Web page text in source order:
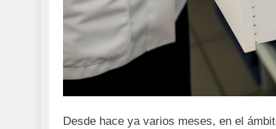
Desde hace ya varios meses, en el